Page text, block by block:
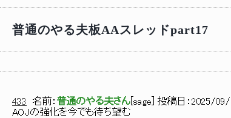
普通のやる夫板AAスレッドpart17
433 名前： 普通のやる夫さん sage ] 投稿日： 2025/09/
AOJの強化を今でも待ち望む